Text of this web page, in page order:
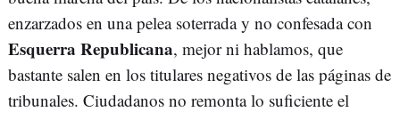
enzarzados en una pelea soterrada y no confesada con
Esquerra Republicana, mejor ni hablamos, que
bastante salen en los titulares negativos de las páginas de
tribunales. Ciudadanos no remonta lo suficiente el